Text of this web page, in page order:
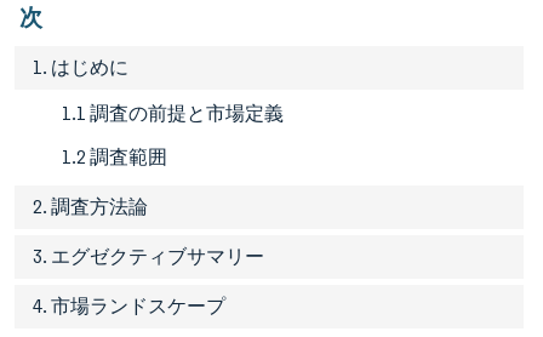
次
1. はじめに
1.1 調査の前提と市場定義
1.2 調査範囲
2. 調査方法論
3. エグゼクティブサマリー
4. 市場ランドスケープ